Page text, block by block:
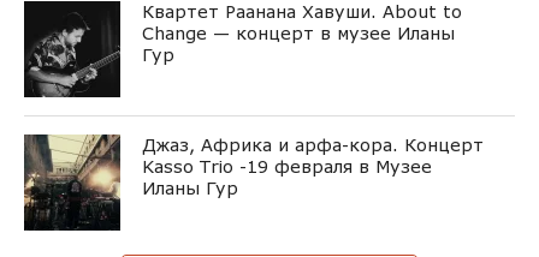
Квартет Раанана Хавуши. About to
Change — концерт в музее Иланы
Гур
Джаз, Африка и арфа-кора. Концерт
Kasso Trio -19 февраля в Музее
Иланы Гур